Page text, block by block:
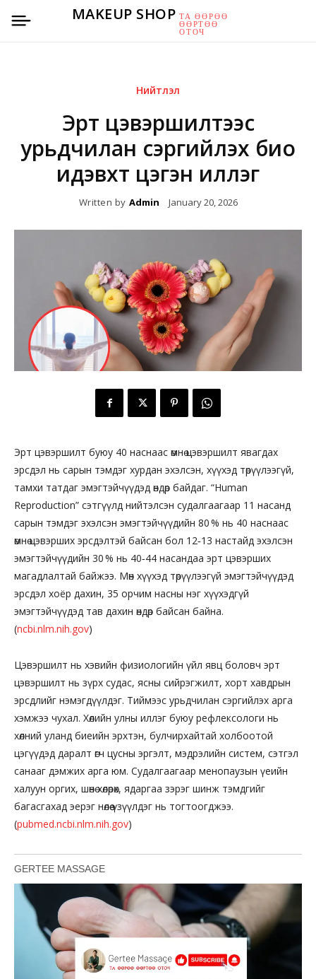
MAKEUP SHOP ТА ӨӨРӨӨ
ӨӨРТӨӨ
ОТОЧ
Нийтлэл
Эрт цэвэршилтээс
урьдчилан сэргийлэх био
идэвхт цэгэн иллэг
Written by Admin January 20, 2026
Эрт цэвэршилт буюу 40 наснаас өмнө цэвэршилт явагдах
эрсдэл нь сарын тэмдэг хурдан эхэлсэн, хүүхэд төрүүлээгүй,
тамхи татдаг эмэгтэйчүүдэд өндөр байдаг. “Human
Reproduction” сэтгүүлд нийтэлсэн судалгаагаар 11 насанд
сарын тэмдэг эхэлсэн эмэгтэйчүүдийн 80 % нь 40 наснаас
өмнө цэвэрших эрсдэлтэй байсан бол 12‑13 настайд эхэлсэн
эмэгтэйчүүдийн 30 % нь 40‑44 насандаа эрт цэвэрших
магадлалтай байжээ. Мөн хүүхэд төрүүлээгүй эмэгтэйчүүдэд
эрсдэл хоёр дахин, 35 орчим насны нэг хүүхэдгүй
эмэгтэйчүүдэд тав дахин өндөр байсан байна.
(ncbi.nlm.nih.gov)
Цэвэршилт нь хэвийн физиологийн үйл явц боловч эрт
цэвэршилт нь зүрх судас, ясны сийрэгжилт, хорт хавдрын
эрсдлийг нэмэгдүүлдэг. Тиймээс урьдчилан сэргийлэх арга
хэмжээ чухал. Хөлийн улны иллэг буюу рефлексологи нь
хөлний уланд биеийн эрхтэн, булчирхайтай холбоотой
цэгүүдэд даралт өгч цусны эргэлт, мэдрэлийн систем, сэтгэл
санааг дэмжих арга юм. Судалгаагаар менопаузын үеийн
халуун оргих, шөнө хөлөрөх, ядаргаа зэрэг шинж тэмдгийг
багасгахад эерэг нөлөө үзүүлдэг нь тогтоогджээ.
(pubmed.ncbi.nlm.nih.gov)
GERTEE MASSAGE